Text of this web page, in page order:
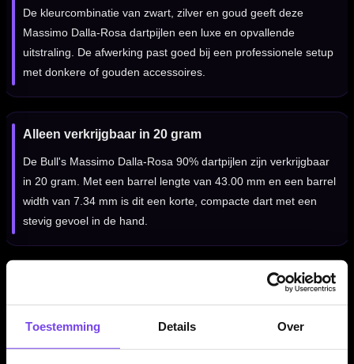
Toestemming Details Over
De kleurcombinatie van zwart, zilver en goud geeft deze
Massimo Dalla-Rosa dartpijlen een luxe en opvallende
uitstraling. De afwerking past goed bij een professionele setup
met donkere of gouden accessoires.
Alleen verkrijgbaar in 20 gram
De Bull's Massimo Dalla-Rosa 90% dartpijlen zijn verkrijgbaar
in 20 gram. Met een barrel lengte van 43.00 mm en een barrel
width van 7.34 mm is dit een korte, compacte dart met een
stevig gevoel in de hand.
als complete set van drie dartpijlen, inclusief Bull's shafts en
Bull's flights. Daardoor kun je direct spelen met een complete